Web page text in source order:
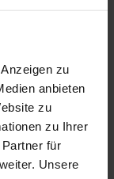
zu
anbieten
zu
zu Ihrer
für
Unsere
wächst
’ hat weiße
wächst 60
greift zu
wächst.